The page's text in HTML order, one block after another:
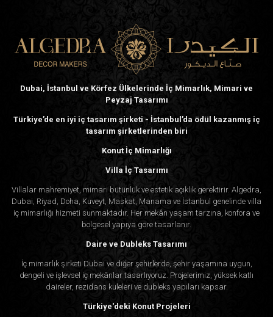
Dubai, İstanbul ve Körfez Ülkelerinde İç Mimarlık, Mimari ve
Peyzaj Tasarımı
Türkiye’de en iyi iç tasarım şirketi - İstanbul’da ödül kazanmış iç
tasarım şirketlerinden biri
Konut İç Mimarlığı
Villa İç Tasarımı
Villalar mahremiyet, mimari bütünlük ve estetik açıklık gerektirir. Algedra,
Dubai, Riyad, Doha, Kuveyt, Maskat, Manama ve İstanbul genelinde villa
iç mimarlığı hizmeti sunmaktadır. Her mekân yaşam tarzına, konfora ve
bölgesel yapıya göre tasarlanır.
Daire ve Dubleks Tasarımı
İç mimarlık şirketi Dubai ve diğer şehirlerde, şehir yaşamına uygun,
dengeli ve işlevsel iç mekânlar tasarlıyoruz. Projelerimiz, yüksek katlı
daireler, rezidans kuleleri ve dubleks yapıları kapsar.
Türkiye'deki Konut Projeleri